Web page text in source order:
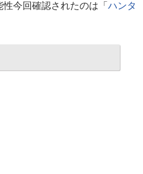
性今回確認されたのは「 ハンタ